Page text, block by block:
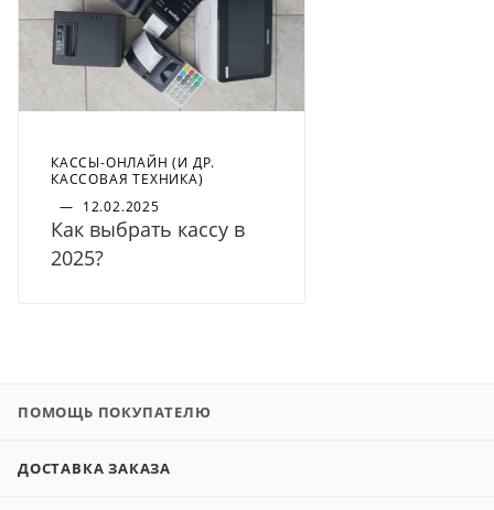
КАССЫ-ОНЛАЙН (И ДР.
КАССОВАЯ ТЕХНИКА)
— 12.02.2025
Как выбрать кассу в
2025?
ПОМОЩЬ ПОКУПАТЕЛЮ
ДОСТАВКА ЗАКАЗА